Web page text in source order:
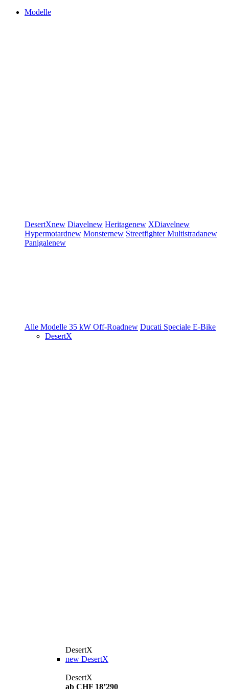
Modelle
DesertXnew Diavelnew Heritagenew XDiavelnew
Hypermotardnew Monsternew StreetfighterMultistradanew
Panigalenew
Alle Modelle 35 kW Off-Roadnew Ducati Speciale E-Bike
DesertX
DesertX
new DesertX
DesertX
ab CHF 18’290